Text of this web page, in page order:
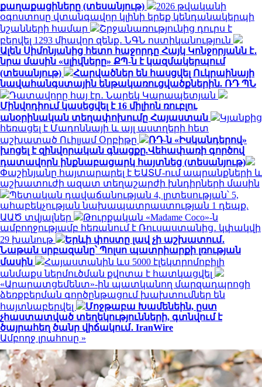
քաղաքացիները (տեսանյութ)
2026 թվականի
օգոստոսը վտանգավոր կլինի երեք կենդանակերպի
նշանների համար
Շրջանառությունից դուրս է
բերվել 1293 միավոր զենք․ ՆԳՆ ոստիկանություն
Ալեն Սիմոնյանից հետո հաջորդը Հայկ Կոնջորյանն է․
նրա մասին «սլիվները» ՔՊ-ն է կազմակերպում
(տեսանյութ)
Հարվածներ են հասցվել Ուկրաինայի
նավահանգստային ենթակառուցվածքներին. ՌԴ ՊՆ
Դատավորը հայ էր․ Նարեկ Կարապետյան
Մինվոդիում կասեցվել է 16 միլիոն ռուբլու
անօրինական տեղափոխումը Հայաստան
Կյանքից
հեռացել է Մադոննայի և այլ աստղերի հետ
աշխատած Ուիլյամ Օրբիթը
ՌԴ-ն «Իսկանդերով»
խոցել է զինվորական գնացքը.Վեհափառի գործով
դատավորն ինքնաբացարկ հայտնեց (տեսանյութ)
Փաշինյանը հայտարարել է ԵԱՏՄ-ում ապրանքների և
աշխատուժի ազատ տեղաշարժի խնդիրների մասին
Պետական դավաճանության 4, լրտեսության՝ 5,
ահաբեկչության նախապատրաստության 1 դեպք.
ԱԱԾ տվյալներ
Թուրքական «Madame Coco»-ն
ամբողջությամբ հեռանում է Ռուսաստանից․ կփակվի
29 խանութ
Երևի փոստը լավ չի աշխատում․
Նաթան սրբազանը՝ Պոլսո պատրիարքի լռության
մասին
Հայաստանին ևս 5000 էլեկտրոմոբիլի
անմաքս ներմուծման քվոտա է հատկացվել
«Արարատցեմենտ»-ին պատկանող մարզադպրոցի
ձեռքբերման գործընթացում խախտումներ են
հայտնաբերվել
Մոջթաբա Խամենեին, ըստ
չհաստատված տեղեկությունների, գտնվում է
ծայրահեղ ծանր վիճակում․ IranWire
Ամբողջ լրահոսը »